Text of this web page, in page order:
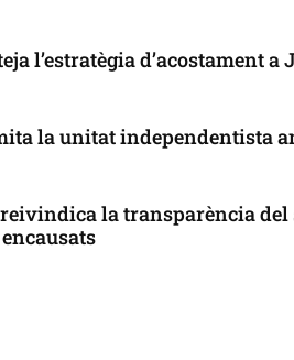
l’estratègia d’acostament a
la unitat independentista
la transparència